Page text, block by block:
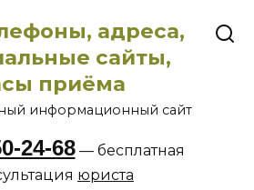
адреса,
сайты,
приёма
информационный сайт
24-68— бесплатная
юриста